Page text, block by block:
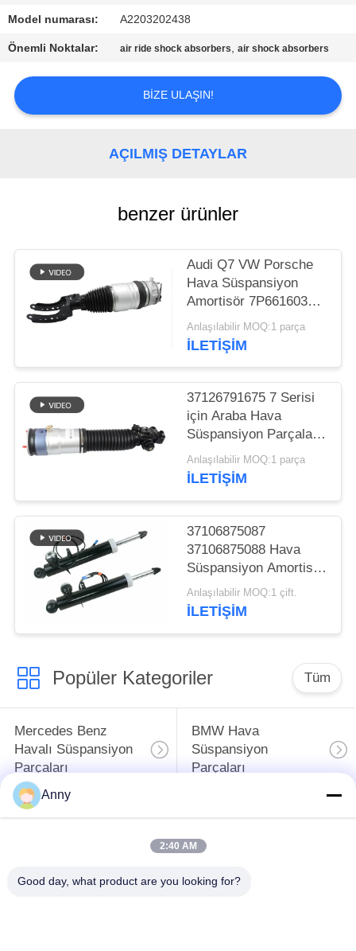
BIZE
ULAŞIN
HABERLER
PRIVACY
POLICY
Model numarası: A2203202438
Önemli Noktalar: air ride shock absorbers,air shock absorbers
BIZE ULAŞIN!
AÇILMIŞ DETAYLAR
benzer ürünler
Audi Q7 VW Porsche
Hava Süspansiyon
Amortisör 7P6616039N
7P6616040N
Anlaşılabilir MOQ:1 parça
İLETIŞIM
37126791675 7 Serisi
için Araba Hava
Süspansiyon Parçaları
F01 F02 2008-2015
Arka Hava Yaylı
Amortisör
Anlaşılabilir MOQ:1 parça
İLETIŞIM
37106875087
37106875088 Hava
Süspansiyon Amortisör
BMW X5 X6 X5M X6M
F15 F16 F85 F86 Çift
Anlaşılabilir MOQ:1 çift.
İLETIŞIM
Popüler Kategoriler Tüm
Mercedes Benz
Havalı Süspansiyon
Parçaları
BMW Hava
Süspansiyon
Parçaları
Audi Hava
amortisör
Anny
2:40 AM
Good day, what product are you looking for?